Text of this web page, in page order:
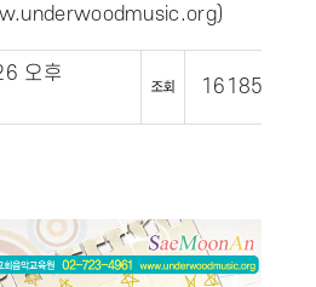
)
오후
16185